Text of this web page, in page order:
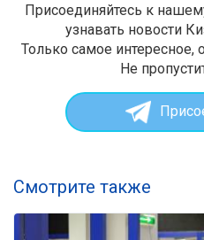
Присоединяйтесь к
узнавать новости
Только самое интересное,
Не
Смотрите также